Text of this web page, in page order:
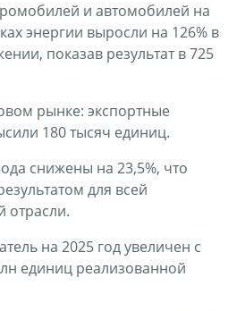
и автомобилей на
энергии выросли на 126% в
показав результат в 725
рынке: экспортные
180 тысяч единиц.
снижены на 23,5%, что
для всей
отрасли.
на 2025 год увеличен с
единиц реализованной